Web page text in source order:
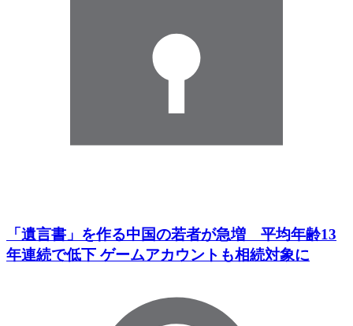
「遺言書」を作る中国の若者が急増 平均年齢13
年連続で低下 ゲームアカウントも相続対象に